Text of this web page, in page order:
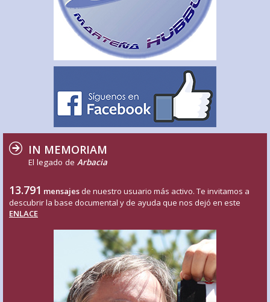
IN MEMORIAM
El legado de Arbacia
13.791 mensajes de nuestro usuario más activo. Te invitamos a
descubrir la base documental y de ayuda que nos dejó en este
ENLACE